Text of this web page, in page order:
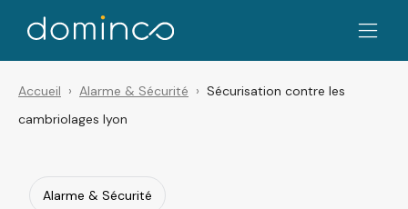
Accueil Alarme & Sécurité
Sécurisation contre les
cambriolages lyon
Alarme & Sécurité